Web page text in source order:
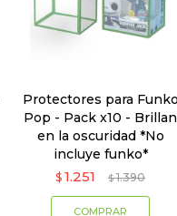
Protectores para Funko
Pop - Pack x10 - Brillan
en la oscuridad *No
incluye funko*
$ 1.251 $ 1.390